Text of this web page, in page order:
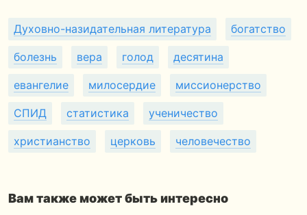
Духовно-назидательная литература богатство
болезнь вера голод десятина
евангелие милосердие миссионерство
СПИД статистика ученичество
христианство церковь человечество
Вам также может быть интересно